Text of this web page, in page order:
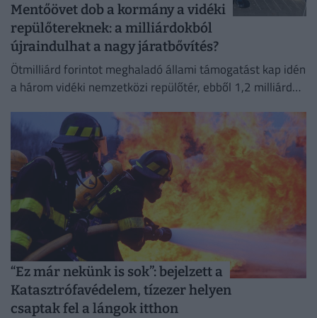
Mentőövet dob a kormány a vidéki
repülőtereknek: a milliárdokból
újraindulhat a nagy járatbővítés?
Ötmilliárd forintot meghaladó állami támogatást kap idén
a három vidéki nemzetközi repülőtér, ebből 1,2 milliárd
“Ez már nekünk is sok”: bejelzett a
Katasztrófavédelem, tízezer helyen
csaptak fel a lángok itthon